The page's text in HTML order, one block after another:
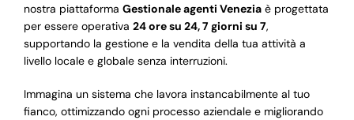
nostra piattaforma Gestionale agenti Veneziaè progettata
per essere operativa 24 ore su 24, 7 giorni su 7,
supportando la gestione e la vendita della tua attività a
livello locale e globale senza interruzioni.
Immagina un sistema che lavora instancabilmente al tuo
fianco, ottimizzando ogni processo aziendale e migliorando